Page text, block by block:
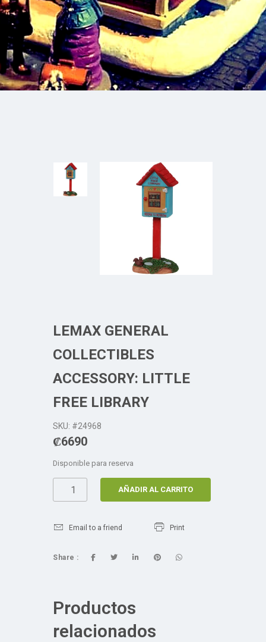
LEMAX GENERAL
COLLECTIBLES
ACCESSORY: LITTLE
FREE LIBRARY
SKU: #24968
₡6690
Disponible para reserva
AÑADIR AL CARRITO
Email to a friend Print
Share :
Productos
relacionados